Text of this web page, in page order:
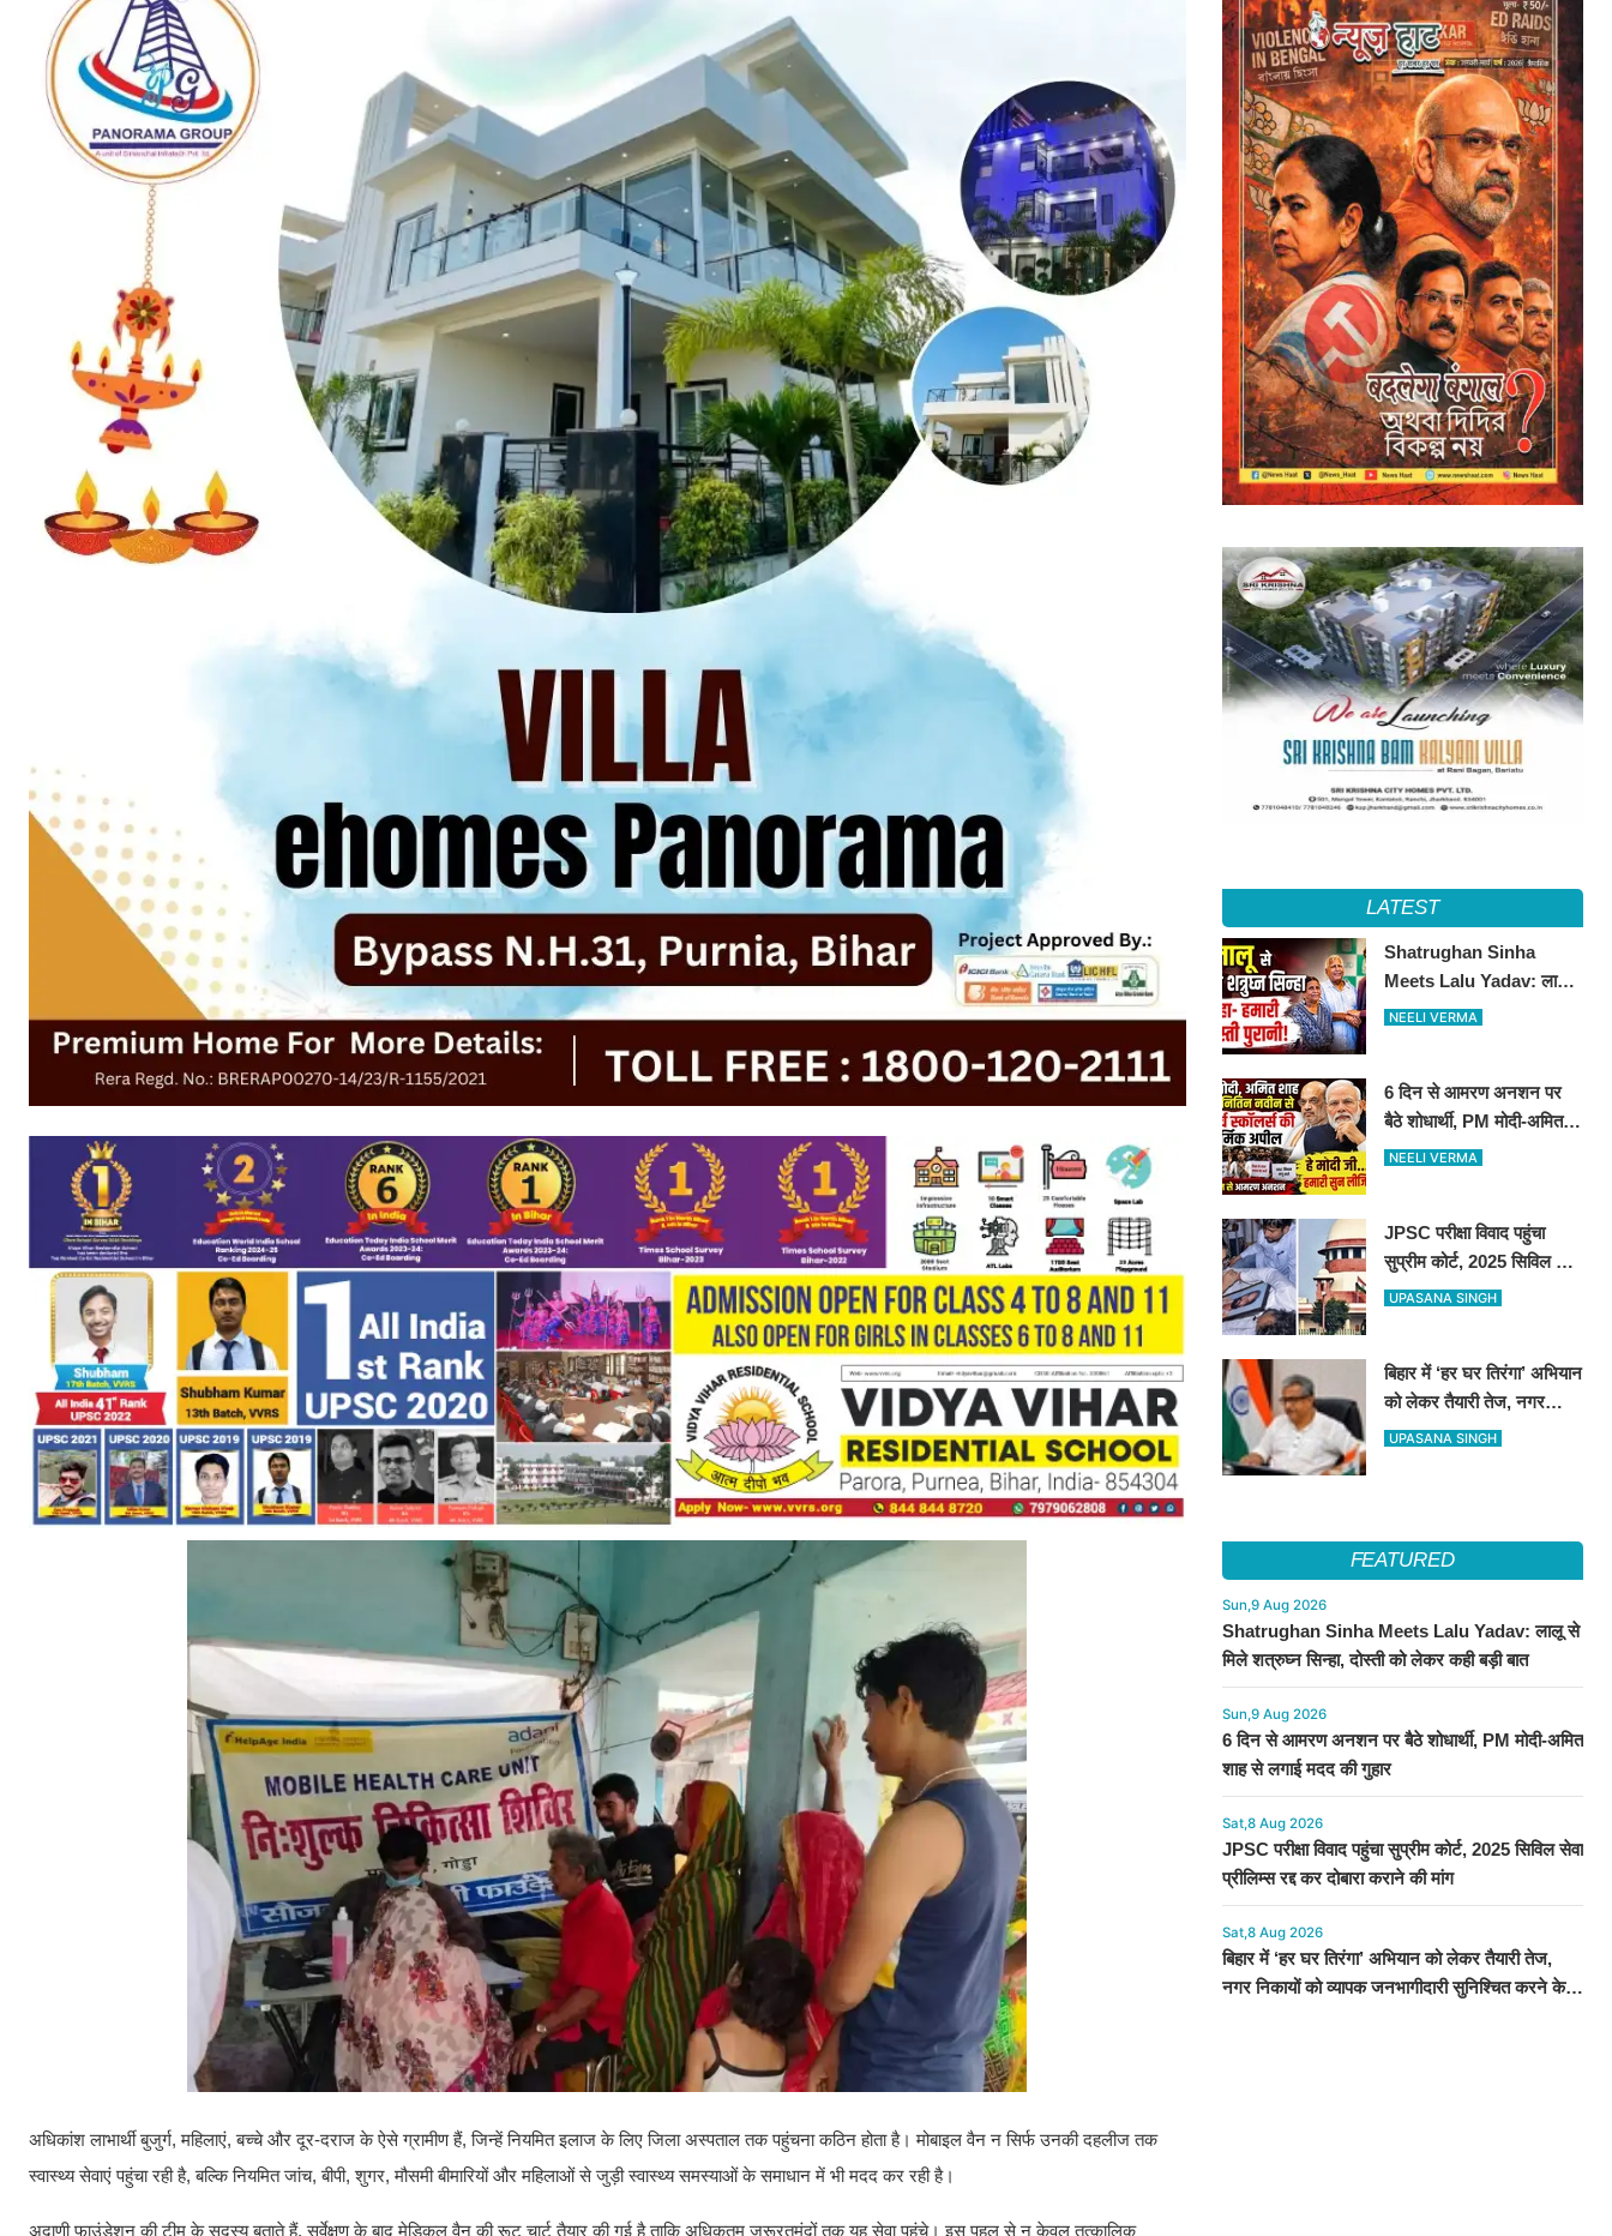
अधिकांश लाभार्थी बुजुर्ग, महिलाएं, बच्चे और दूर-दराज के ऐसे ग्रामीण हैं, जिन्हें नियमित इलाज के लिए जिला अस्पताल तक पहुंचना कठिन होता है। मोबाइल वैन न सिर्फ उनकी दहलीज तक
स्वास्थ्य सेवाएं पहुंचा रही है, बल्कि नियमित जांच, बीपी, शुगर, मौसमी बीमारियों और महिलाओं से जुड़ी स्वास्थ्य समस्याओं के समाधान में भी मदद कर रही है।
अदाणी फाउंडेशन की टीम के सदस्य बताते हैं, सर्वेक्षण के बाद मेडिकल वैन की रूट चार्ट तैयार की गई है ताकि अधिकतम जरूरतमंदों तक यह सेवा पहुंचे। इस पहल से न केवल तत्कालिक
LATEST
Shatrughan Sinha
Meets Lalu Yadav: लालू
से मिले शत्रुघ्न सिन्हा, दोस्ती
NEELI VERMA
6 दिन से आमरण अनशन पर
बैठे शोधार्थी, PM मोदी-अमित
शाह से लगाई मदद की गुहार​​​​​​​
NEELI VERMA
JPSC परीक्षा विवाद पहुंचा
सुप्रीम कोर्ट, 2025 सिविल सेवा
प्रीलिम्स रद्द कर दोबारा कराने
UPASANA SINGH
बिहार में ‘हर घर तिरंगा’ अभियान
को लेकर तैयारी तेज, नगर
निकायों को व्यापक जनभागीदारी
UPASANA SINGH
FEATURED
Sun,9 Aug 2026
Shatrughan Sinha Meets Lalu Yadav: लालू से
मिले शत्रुघ्न सिन्हा, दोस्ती को लेकर कही बड़ी बात
Sun,9 Aug 2026
6 दिन से आमरण अनशन पर बैठे शोधार्थी, PM मोदी-अमित
शाह से लगाई मदद की गुहार​​​​​​​
Sat,8 Aug 2026
JPSC परीक्षा विवाद पहुंचा सुप्रीम कोर्ट, 2025 सिविल सेवा
प्रीलिम्स रद्द कर दोबारा कराने की मांग
Sat,8 Aug 2026
बिहार में ‘हर घर तिरंगा’ अभियान को लेकर तैयारी तेज,
नगर निकायों को व्यापक जनभागीदारी सुनिश्चित करने के